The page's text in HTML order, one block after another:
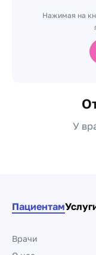
Нажимая на
У
Пациентам
Врачи